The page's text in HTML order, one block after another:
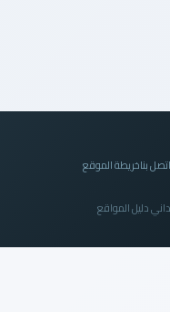
خريطة الموقع